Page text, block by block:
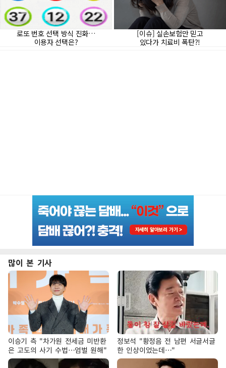
많이 본 기사
이승기 측 "차가원 전세금 미반환
은 고도의 사기 수법…엄벌 원해"
정보석 "황정음 전 남편 서글서글
한 인상이었는데…"